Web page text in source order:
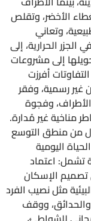
الأخضر، وتقلص
وتعاني
الحرارية، إلى
إلى مشروعات
أفرزت
غير رسمية، وفقر
وفجوة
مناخية غير مُدارة.
من منطق التوسع
اليومية
تشمل: اعتماد
تصميم الإسكان
مثل نصيب الفرد
ووقف